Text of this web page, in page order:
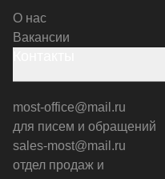
О нас
Вакансии
most-office@mail.ru
для писем и обращений
sales-most@mail.ru
отдел продаж и